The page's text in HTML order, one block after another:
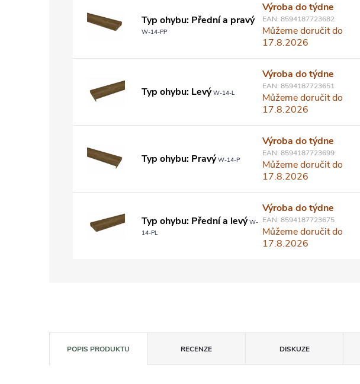
Typ ohybu: Přední a pravý
W-14-PP
Výroba do týdne
EAN: 8594187723682
Můžeme doručit do
17.8.2026
Typ ohybu: LevýW-14-L
Výroba do týdne
EAN: 8594187723651
Můžeme doručit do
17.8.2026
Typ ohybu: PravýW-14-P
Výroba do týdne
EAN: 8594187723699
Můžeme doručit do
17.8.2026
Typ ohybu: Přední a levýW-
14-PL
Výroba do týdne
EAN: 8594187723675
Můžeme doručit do
17.8.2026
POPIS PRODUKTU RECENZE DISKUZE